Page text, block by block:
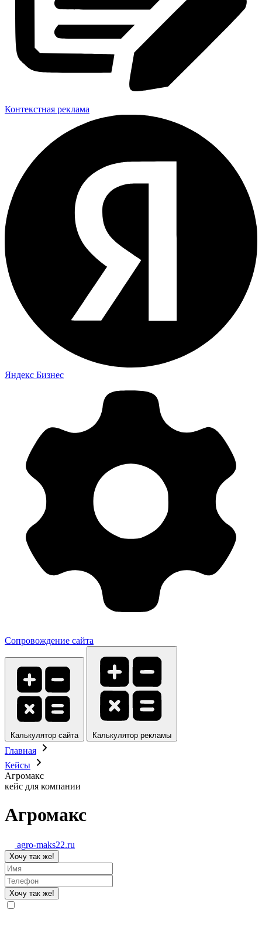
Контекстная реклама
Яндекс Бизнес
Сопровождение сайта
Калькулятор сайта Калькулятор рекламы
Главная
Кейсы
Агромакс
кейс для компании
Агромакс
agro-maks22.ru
Хочу так же!
Хочу так же!